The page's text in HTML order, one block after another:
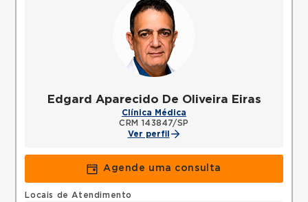
Edgard Aparecido De Oliveira Eiras
Clínica Médica
CRM 143847/SP
Ver perfil
Agende uma consulta
Locais de Atendimento